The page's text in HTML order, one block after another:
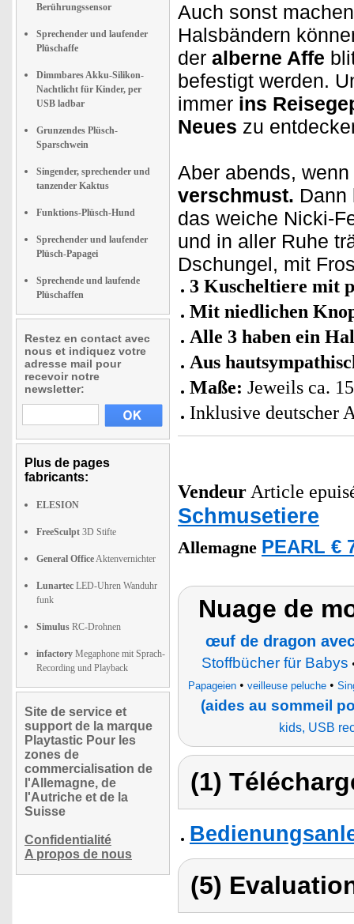
Berührungssensor
Sprechender und laufender
Plüschaffe
Dimmbares Akku-Silikon-
Nachtlicht für Kinder, per
USB ladbar
Grunzendes Plüsch-
Sparschwein
Singender, sprechender und
tanzender Kaktus
Funktions-Plüsch-Hund
Sprechender und laufender
Plüsch-Papagei
Sprechende und laufende
Plüschaffen
Restez en contact avec
nous et indiquez votre
adresse mail pour
recevoir notre
newsletter:
Plus de pages
fabricants:
ELESION
FreeSculpt 3D Stifte
General OfficeAktenvernichter
Lunartec LED-Uhren Wanduhr
funk
Simulus RC-Drohnen
infactory Megaphone mit Sprach-
Recording und Playback
Site de service et
support de la marque
Playtastic Pour les
zones de
commercialisation de
l'Allemagne, de
l'Autriche et de la
Suisse
Confidentialité
A propos de nous
Auch sonst
Halsbändern
der alberne Affe
befestigt werden.
immer ins
Neues zu
Aber abends,
verschmust.
das weiche Nicki-
und in aller Ruhe
Dschungel, mit
3 Kuscheltiere mit
Mit niedlichen
Alle 3 haben ein
Aus
Maße: Jeweils ca.
Inklusive deutscher
Vendeur Article
Schmusetiere
Allemagne PEARL €
Nuage de
œuf de dragon
Stoffbücher für Babys
Papageien• veilleuse peluche•
(aides au sommeil
kids, USB
(1)
(5)